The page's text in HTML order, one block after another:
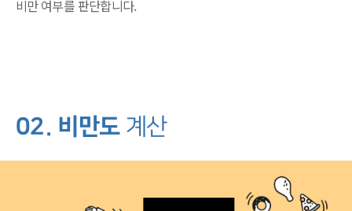
비만 여부를 판단합니다.
02. 비만도계산